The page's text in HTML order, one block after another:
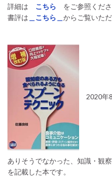
詳細は
こちら
をご参照くださ
書評は ＿こちら＿ からご覧いただ
2020年
ありそうでなかった、知識・観
を記載した本です。